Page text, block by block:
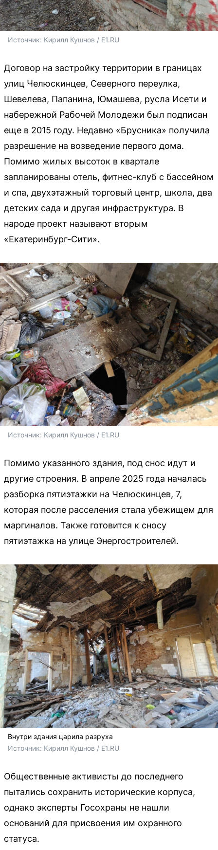
Источник: Кирилл Кушнов / E1.RU
Договор на застройку территории в границах
улиц Челюскинцев, Северного переулка,
Шевелева, Папанина, Юмашева, русла Исети и
набережной Рабочей Молодежи был подписан
еще в 2015 году. Недавно «Брусника» получила
разрешение на возведение первого дома.
Помимо жилых высоток в квартале
запланированы отель, фитнес-клуб с бассейном
и спа, двухэтажный торговый центр, школа, два
детских сада и другая инфраструктура. В
народе проект называют вторым
«Екатеринбург-Сити».
Источник: Кирилл Кушнов / E1.RU
Помимо указанного здания, под снос идут и
другие строения. В апреле 2025 года началась
разборка пятиэтажки на Челюскинцев, 7,
которая после расселения стала убежищем для
маргиналов. Также готовится к сносу
пятиэтажка на улице Энергостроителей.
Внутри здания царила разруха
Источник: Кирилл Кушнов / E1.RU
Общественные активисты до последнего
пытались сохранить исторические корпуса,
однако эксперты Госохраны не нашли
оснований для присвоения им охранного
статуса.